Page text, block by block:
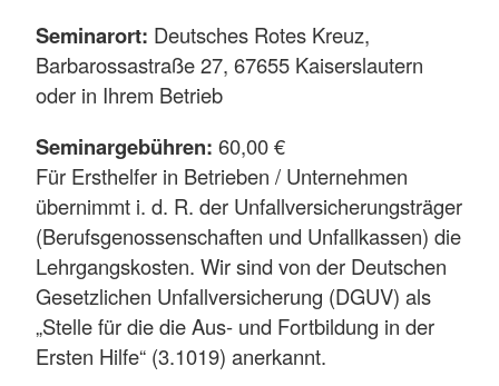
Seminarort: Deutsches Rotes Kreuz,
Barbarossastraße 27, 67655 Kaiserslautern
oder in Ihrem Betrieb
Seminargebühren: 60,00 €
Für Ersthelfer in Betrieben / Unternehmen
übernimmt i. d. R. der Unfallversicherungsträger
(Berufsgenossenschaften und Unfallkassen) die
Lehrgangskosten. Wir sind von der Deutschen
Gesetzlichen Unfallversicherung (DGUV) als
„Stelle für die die Aus- und Fortbildung in der
Ersten Hilfe“ (3.1019) anerkannt.